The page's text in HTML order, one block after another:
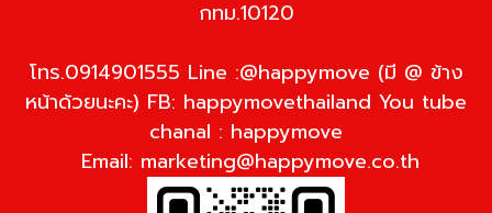
กทม.10120
โทร.0914901555 Line :@happymove (มี @ ข้าง
หน้าด้วยนะคะ) FB: happymovethailand You tube
chanal : happymove
Email: marketing@happymove.co.th